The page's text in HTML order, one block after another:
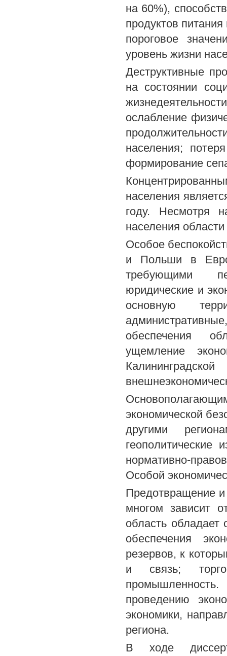
на 60%),
продуктов
пороговое
уровень жизни
Деструктивные
на состоянии
ослабление
населения;
формирование
населения
году. Несмотря
населения
Особое
и Польши в
требующими
юридические и
основную
обеспечения
ущемление
экономической
другими
геополитические
нормативно-
Особой
Предотвращение и
многом зависит
область
обеспечения
резервов, к
и связь;
проведению
экономики,
региона.
В ходе